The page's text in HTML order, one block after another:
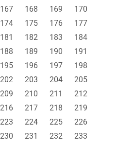
167 168 169
170
174 175 176
177
181 182 183
184
188 189 190
191
195 196 197
198
202 203 204
205
209 210 211
212
216 217 218
219
223 224 225
226
230 231 232
233